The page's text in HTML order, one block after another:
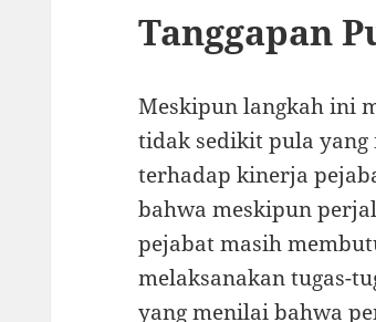
Tanggapan
Meskipun langkah ini
tidak sedikit pula
terhadap kinerja
bahwa meskipun
pejabat masih
melaksanakan tugas-
yang menilai bahwa